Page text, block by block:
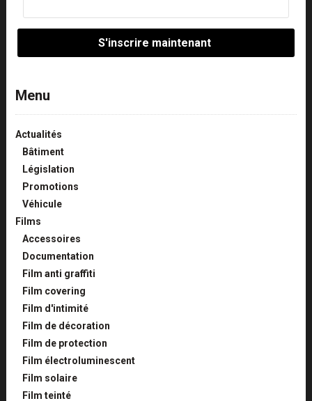
Menu
Actualités
Bâtiment
Législation
Promotions
Véhicule
Films
Accessoires
Documentation
Film anti graffiti
Film covering
Film d'intimité
Film de décoration
Film de protection
Film électroluminescent
Film solaire
Film teinté